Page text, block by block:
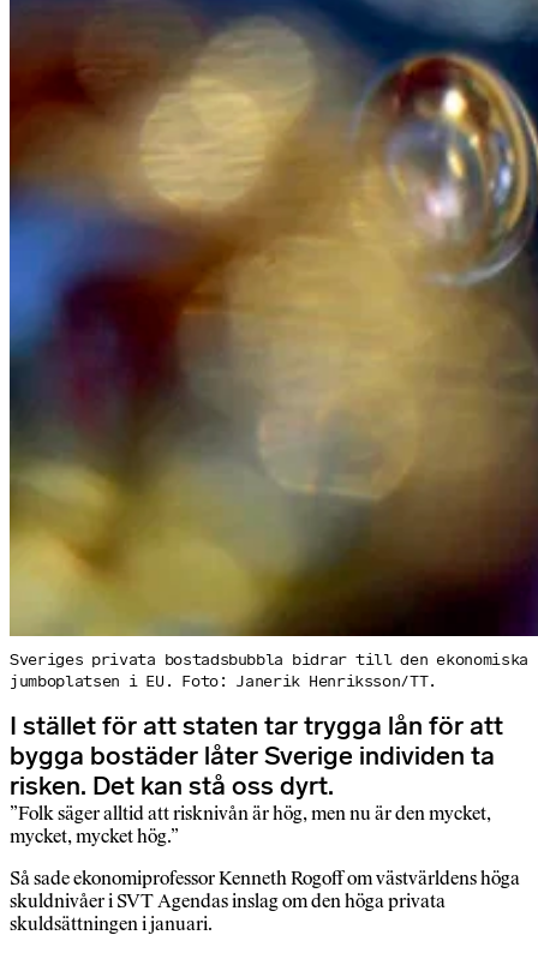
Sveriges privata bostadsbubbla bidrar till den ekonomiska
jumboplatsen i EU. Foto: Janerik Henriksson/TT.
I stället för att staten tar trygga lån för att
bygga bostäder låter Sverige individen ta
risken. Det kan stå oss dyrt.
”Folk säger alltid att risknivån är hög, men nu är den mycket,
mycket, mycket hög.”
Så sade ekonomiprofessor Kenneth Rogoff om västvärldens höga
skuldnivåer i SVT Agendas inslag om den höga privata
skuldsättningen i januari.